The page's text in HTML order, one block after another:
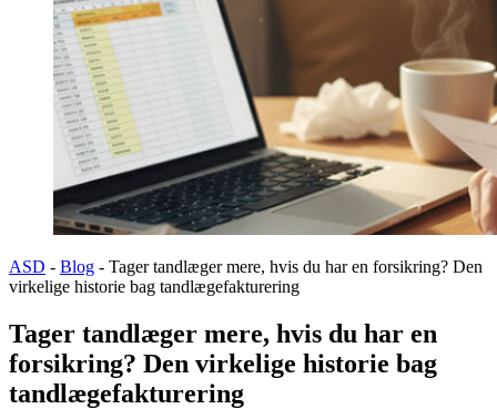
ASD - Blog - Tager tandlæger mere, hvis du har en forsikring? Den
virkelige historie bag tandlægefakturering
Tager tandlæger mere, hvis du har en
forsikring? Den virkelige historie bag
tandlægefakturering